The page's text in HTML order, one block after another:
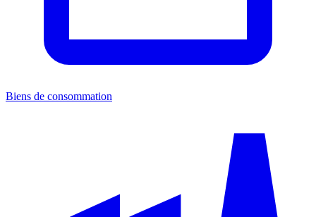
Biens de consommation